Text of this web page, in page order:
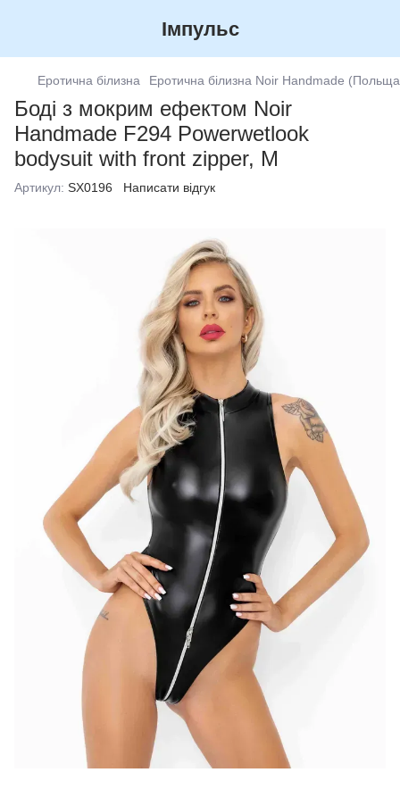
Імпульс
Еротична білизна Еротична білизна Noir Handmade
Боді з мокрим ефектом Noir
Handmade F294 Powerwetlook
bodysuit with front zipper, M
Артикул: SX0196 Написати відгук